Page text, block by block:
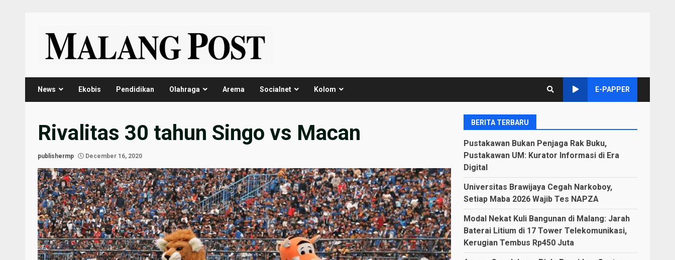
content
News Ekobis Pendidikan Olahraga Arema Socialnet Kolom E-PAPPER
Rivalitas 30 tahun Singo vs Macan
publishermp December 16, 2020
BERITA TERBARU
Pustakawan Bukan Penjaga Rak Buku,
Pustakawan UM: Kurator Informasi di Era
Digital
Universitas Brawijaya Cegah Narkoboy,
Setiap Maba 2026 Wajib Tes NAPZA
Modal Nekat Kuli Bangunan di Malang: Jarah
Baterai Litium di 17 Tower Telekomunikasi,
Kerugian Tembus Rp450 Juta